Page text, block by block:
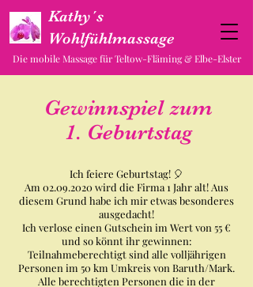
Kathy´s
Wohlfühlmassage
Die mobile Massage für Teltow-Fläming & Elbe-Elster
Gewinnspiel zum
1. Geburtstag
Ich feiere Geburtstag! 🎈
Am 02.09.2020 wird die Firma 1 Jahr alt! Aus
diesem Grund habe ich mir etwas besonderes
ausgedacht!
Ich verlose einen Gutschein im Wert von 55 €
und so könnt ihr gewinnen:
Teilnahmeberechtigt sind alle volljährigen
Personen im 50 km Umkreis von Baruth/Mark.
Alle berechtigten Personen die in der